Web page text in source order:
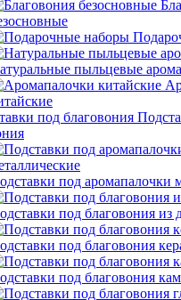
пыльцевые
под аромапалочки
под благовония из
под благовония
под благовония